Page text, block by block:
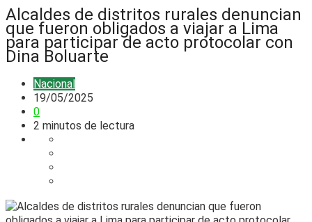
Alcaldes de distritos rurales denuncian
que fueron obligados a viajar a Lima
para participar de acto protocolar con
Dina Boluarte
Nacional
19/05/2025
0
2 minutos de lectura